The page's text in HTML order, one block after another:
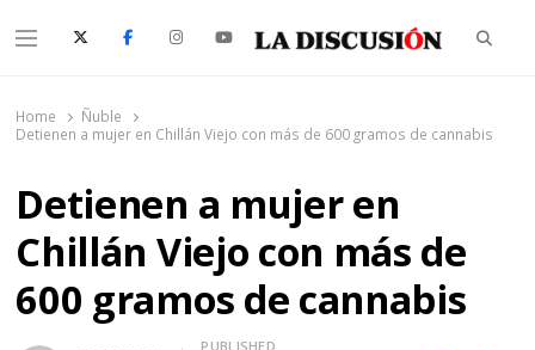
Menu
Home
Ñuble
Detienen a mujer en Chillán Viejo con más de 600 gramos de cannabis
Detienen a mujer en
Chillán Viejo con más de
600 gramos de cannabis
PUBLISHED